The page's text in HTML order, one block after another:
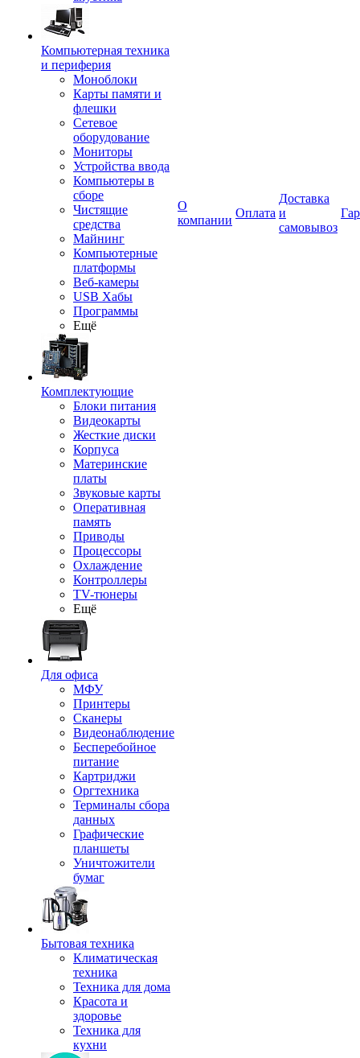
Компьютерная техника
и периферия
Моноблоки
Карты памяти и
флешки
Сетевое
оборудование
Мониторы
Устройства ввода
Компьютеры в
сборе
Чистящие
средства
Майнинг
Компьютерные
платформы
Веб-камеры
USB Хабы
Программы
Ещё
Комплектующие
Блоки питания
Видеокарты
Жесткие диски
Корпуса
Материнские
платы
Звуковые карты
Оперативная
память
Приводы
Процессоры
Охлаждение
Контроллеры
TV-тюнеры
Ещё
Для офиса
МФУ
Принтеры
Сканеры
Видеонаблюдение
Бесперебойное
питание
Картриджи
Оргтехника
Терминалы сбора
данных
Графические
планшеты
Уничтожители
бумаг
Бытовая техника
Климатическая
техника
Техника для дома
Красота и
здоровье
Техника для
кухни
О
компании
Оплата
Доставка
и
самовывоз